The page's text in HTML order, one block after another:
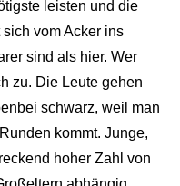
leisten und die
vom Acker ins
sind als hier. Wer
zu. Die Leute gehen
schwarz, weil man
kommt. Junge,
hoher Zahl von